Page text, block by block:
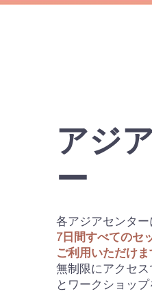
アジ
ー
各アジアセンタ
7日間すべてのセ
ご利用いただけま
無制限にアクセ
とワークショップ